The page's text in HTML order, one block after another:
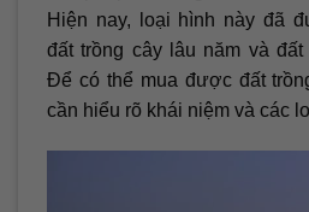
Hiện nay, loại hình này đã
đất trồng cây lâu năm và đất
Để có thể mua được đất
cần hiểu rõ khái niệm và các